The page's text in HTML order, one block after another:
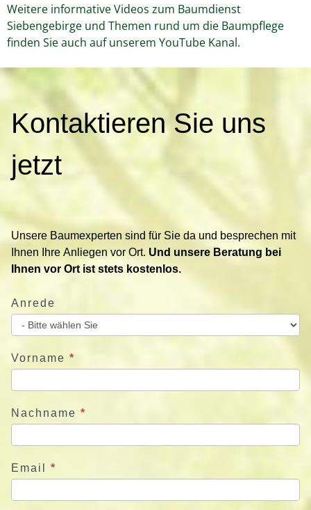
Weitere informative Videos zum Baumdienst
Siebengebirge und Themen rund um die Baumpflege
finden Sie auch auf unserem YouTube Kanal.
o
n
t
e
r
e
S
e
u
n
s
e
t
Kontaktieren Sie uns
jetzt
Unsere Baumexperten sind für Sie da und besprechen mit
Ihnen Ihre Anliegen vor Ort. Und unsere Beratung bei
Ihnen vor Ort ist stets kostenlos.
Anrede
Vorname *
Nachname *
Email *